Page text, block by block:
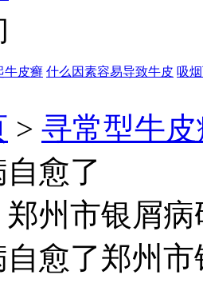
牛皮癣 什么因素容易导致牛皮 吸
> 寻常型牛
愈了
州市银屑病
愈了郑州